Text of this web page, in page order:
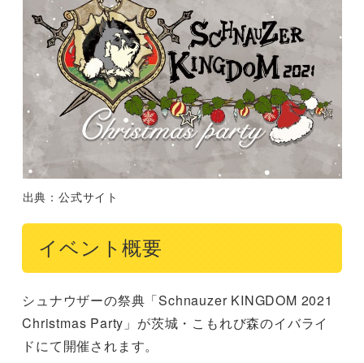
出典：公式サイト
イベント概要
シュナウザーの祭典「Schnauzer KINGDOM 2021
Christmas Party」が茨城・こもれび森のイバライ
ドにて開催されます。